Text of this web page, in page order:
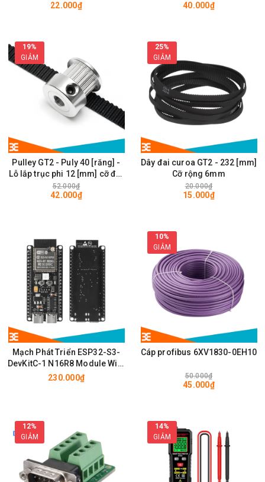
22.000₫ 28 x 28mm
40.000₫
19%
GIẢM
Pulley GT2 - Puly 40 [răng] -
Lỗ lắp trục phi 12 [mm] cỡ đai
rộng 6mm
52.000₫
42.000₫
25%
GIẢM
Dây đai curoa GT2 - 232 [mm]
Cỡ rộng 6mm
20.000₫
15.000₫
Mạch Phát Triển ESP32-S3-
DevKitC-1 N16R8 Module Wifi,
BLE có chân cắm ăng ten
230.000₫
10%
GIẢM
Cáp profibus 6XV1830-0EH10
50.000₫
45.000₫
12%
GIẢM
14%
GIẢM